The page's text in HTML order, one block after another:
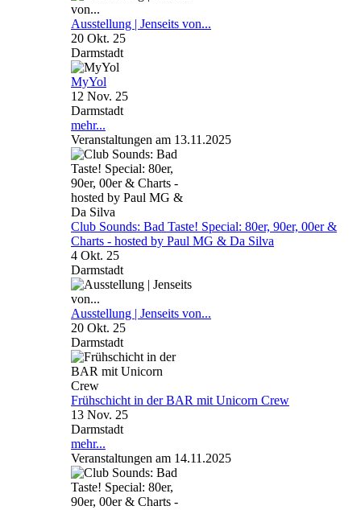
Ausstellung | Jenseits von...
20 Okt. 25
Darmstadt
MyYol
12 Nov. 25
Darmstadt
mehr...
Veranstaltungen am 13.11.2025
Club Sounds: Bad Taste! Special: 80er, 90er, 00er &
Charts - hosted by Paul MG & Da Silva
4 Okt. 25
Darmstadt
Ausstellung | Jenseits von...
20 Okt. 25
Darmstadt
Frühschicht in der BAR mit Unicorn Crew
13 Nov. 25
Darmstadt
mehr...
Veranstaltungen am 14.11.2025